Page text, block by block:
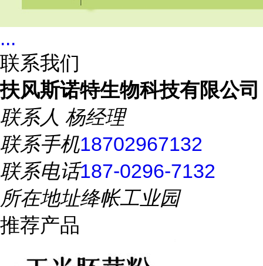
...
联系我们
扶风斯诺特生物科技有限公司
联系人 杨经理
联系手机18702967132
联系电话187-0296-7132
所在地址绛帐工业园
推荐产品